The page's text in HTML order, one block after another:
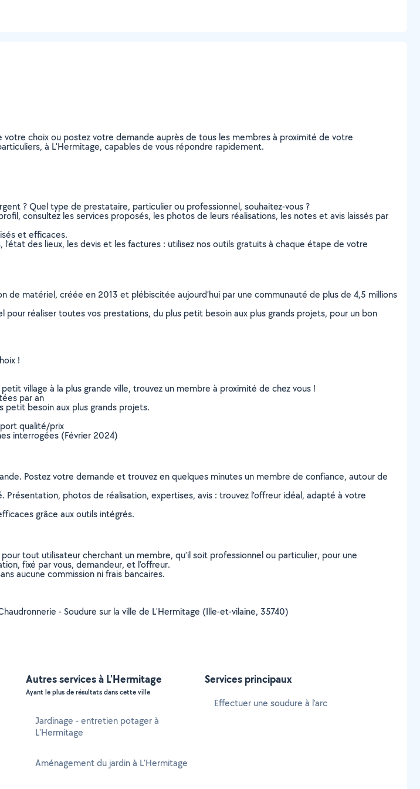
choix ou postez votre demande auprès de tous les membres à proximité de votre
à L'Hermitage, capables de vous répondre rapidement.
? Quel type de prestataire, particulier ou professionnel, souhaitez-vous ?
consultez les services proposés, les photos de leurs réalisations, les notes et avis laissés par
et efficaces.
des lieux, les devis et les factures : utilisez nos outils gratuits à chaque étape de votre
matériel, créée en 2013 et plébiscitée aujourd’hui par une communauté de plus de 4,5 millions
réaliser toutes vos prestations, du plus petit besoin aux plus grands projets, pour un bon
!
village à la plus grande ville, trouvez un membre à proximité de chez vous !
par an
petit besoin aux plus grands projets.
qualité/prix
interrogées (Février 2024)
Postez votre demande et trouvez en quelques minutes un membre de confiance, autour de
photos de réalisation, expertises, avis : trouvez l'offreur idéal, adapté à votre
grâce aux outils intégrés.
tout utilisateur cherchant un membre, qu’il soit professionnel ou particulier, pour une
fixé par vous, demandeur, et l’offreur.
aucune commission ni frais bancaires.
- Soudure sur la ville de L'Hermitage (Ille-et-vilaine, 35740)
Autres services à L'Hermitage
Ayant le plus de résultats dans cette ville
Jardinage - entretien potager à
L'Hermitage
Aménagement du jardin à L'Hermitage
Services principaux
Effectuer une soudure à l'arc